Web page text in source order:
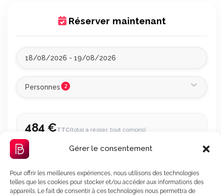
Gérer le consentement
Pour offrir les meilleures expériences, nous utilisons des technologies
telles que les cookies pour stocker et/ou accéder aux informations des
appareils. Le fait de consentir à ces technologies nous permettra de
Réserver maintenant
Personnes 2
484 €TTC(total à régler, tout compris)
Garantie séjour incluse
🎁 Offert avec votre réservation OFFERT